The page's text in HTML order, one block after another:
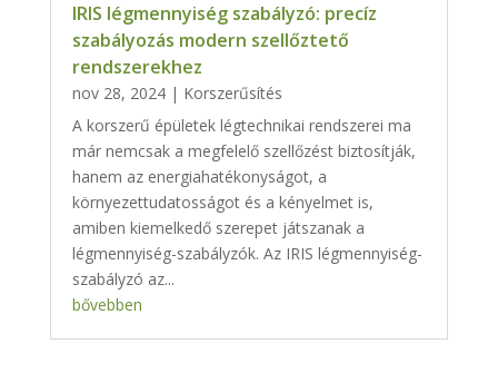
IRIS légmennyiség szabályzó: precíz
szabályozás modern szellőztető
rendszerekhez
nov 28, 2024| Korszerűsítés
A korszerű épületek légtechnikai rendszerei ma
már nemcsak a megfelelő szellőzést biztosítják,
hanem az energiahatékonyságot, a
környezettudatosságot és a kényelmet is,
amiben kiemelkedő szerepet játszanak a
légmennyiség-szabályzók. Az IRIS légmennyiség-
szabályzó az...
bővebben